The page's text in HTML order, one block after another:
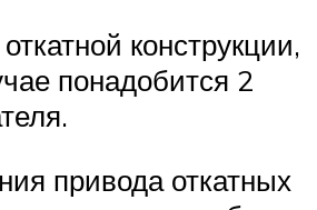
конструкции,
понадобится 2
привода откатных